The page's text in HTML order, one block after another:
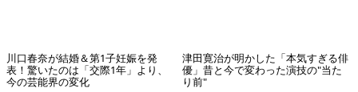
川口春奈が結婚＆第1子妊娠を発
表！驚いたのは「交際1年」より、
今の芸能界の変化
津田寛治が明かした「本気すぎる俳
優」昔と今で変わった演技の"当た
り前"